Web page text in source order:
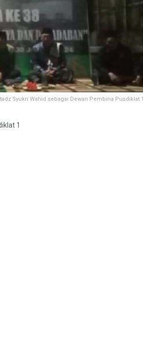
Syukri Wahid sebagai Dewan Pembina Pusdiklat 1
1